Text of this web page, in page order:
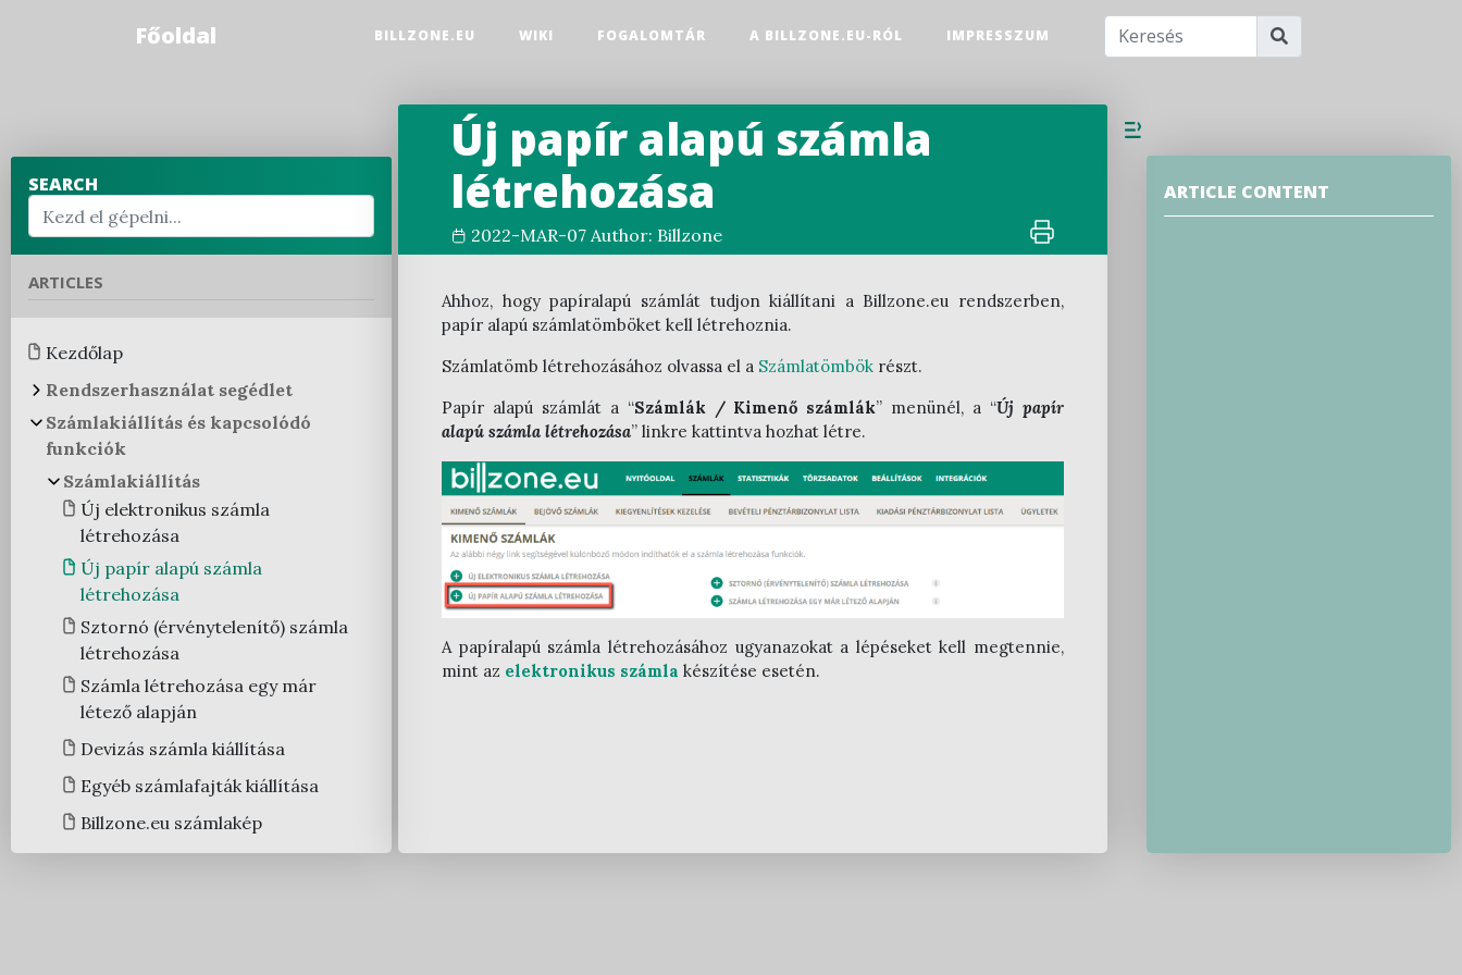
Főoldal BILLZONE.EU WIKI FOGALOMTÁR A BILLZONE.EU-RÓL IMPRESSZUM
SEARCH
ARTICLES
Kezdőlap
Rendszerhasználat segédlet
Funkcióelérések a rendszerben
Regisztráció
Regisztrációs folyamat a
rendszerben
Cégregisztráció
Megrendelés
Belépés
Nyitóoldal
Beállítások
Felhasználói fiók beállítások
Céges fiók beállítások
Házirend beállítások
Letölthető dokumentumok
Cégválasztó
Felhasználók
Integrációk
NAV adatszolgáltatási
beállítások
Ügyviteli program beállítások
API beállítások
Hibridlevél beállítások
Önszámlázó modul
Egyéb integrációs beállítások
modul
Törzsadatok kezelése
Telephelyek
Számlatömbök
Bevételi pénztárbizonylat tömb
Kiadási pénztárbizonylat tömb
Fizetési módok
Partnerek
Mennyiségi egységek
Számlakiállítás és kapcsolódó
funkciók
Számlakiállítás
Új elektronikus számla
létrehozása
Új papír alapú számla
létrehozása
Sztornó (érvénytelenítő) számla
létrehozása
Számla létrehozása egy már
létező alapján
Devizás számla kiállítása
Egyéb számlafajták kiállítása
Billzone.eu számlakép
Új papír alapú számla
létrehozása
2022-MAR-07 Author: Billzone
Ahhoz, hogy papíralapú számlát tudjon kiállítani a Billzone.eu rendszerben,
papír alapú számlatömböket kell létrehoznia.
Számlatömb létrehozásához olvassa el a Számlatömbök részt.
Papír alapú számlát a “Számlák / Kimenő számlák” menünél, a “Új papír
alapú számla létrehozása” linkre kattintva hozhat létre.
A papíralapú számla létrehozásához ugyanazokat a lépéseket kell megtennie,
mint az elektronikus számla készítése esetén.
ARTICLE CONTENT